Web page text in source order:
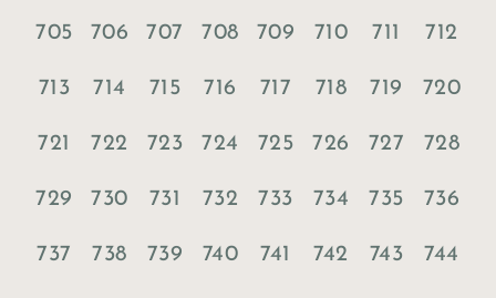
705 706 707 708 709 710 711 712
713 714 715 716 717 718 719 720
721 722 723 724 725 726 727 728
729 730 731 732 733 734 735 736
737 738 739 740 741 742 743 744